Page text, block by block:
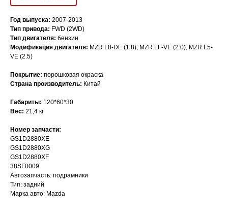
Год выпуска: 2007-2013
Тип привода: FWD (2WD)
Тип двигателя: бензин
Модификация двигателя: MZR L8-DE (1.8); MZR LF-VE (2.0); MZR L5-
VE (2.5)
Покрытие: порошковая окраска
Страна производитель: Китай
Габариты: 120*60*30
Вес: 21,4 кг
Номер запчасти:
GS1D2880XE
GS1D2880XG
GS1D2880XF
38SF0009
Автозапчасть: подрамники
Тип: задний
Марка авто: Mazda
Самовывоз
курьерской службой CDEK (также возможна отправка
другой транспортной компанией по запросу).
Стоимость доставки рассчитывается индивидуально,
в зависимости от местонахождения покупателя и веса
товара.
Транспортная компания